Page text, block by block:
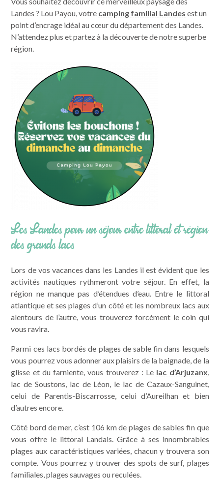
Emplacements
Piscine
Animations
Services
Alentours
Landes
Pratique
Camping pas cher
Landes ? Lou Payou, votre camping familial Landes est un
point d’encrage idéal au cœur du département des Landes.
N’attendez plus et partez à la découverte de notre superbe
région.
Les Landes pour un séjour entre littoral et région
des grands lacs
Lors de vos vacances dans les Landes il est évident que les
activités nautiques rythmeront votre séjour. En effet, la
région ne manque pas d’étendues d’eau. Entre le littoral
atlantique et ses plages d’un côté et les nombreux lacs aux
alentours de l’autre, vous trouverez forcément le coin qui
vous ravira.
Parmi ces lacs bordés de plages de sable fin dans lesquels
vous pourrez vous adonner aux plaisirs de la baignade, de la
glisse et du farniente, vous trouverez : Le lac d’Arjuzanx,
lac de Soustons, lac de Léon, le lac de Cazaux-Sanguinet,
celui de Parentis-Biscarrosse, celui d’Aureilhan et bien
d’autres encore.
Côté bord de mer, c’est 106 km de plages de sables fin que
vous offre le littoral Landais. Grâce à ses innombrables
plages aux caractéristiques variées, chacun y trouvera son
compte. Vous pourrez y trouver des spots de surf, plages
familiales, plages sauvages ou reculées.